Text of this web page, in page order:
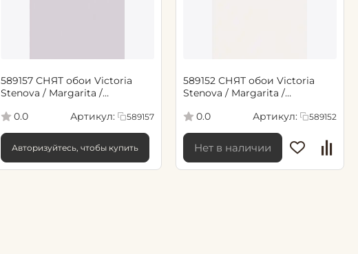
589157 СНЯТ обои Victoria
Stenova / Margarita /
0.0
Артикул: 589157
Авторизуйтесь, чтобы купить
589152 СНЯТ обои Victoria
Stenova / Margarita /
0.0
Артикул: 589152
Нет в наличии